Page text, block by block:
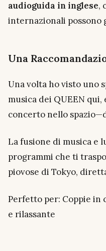
audioguida in inglese,
internazionali possono
Una
Una volta ho visto uno
musica dei QUEEN
concerto nello
La fusione di musica e
programmi che ti
piovose di Tokyo,
Perfetto per: Coppie in
e rilassante